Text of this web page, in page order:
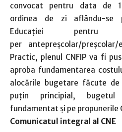
convocat pentru data de
ordinea de zi aflându-se
Educației pentru
per antepreșcolar/
Practic, plenul CNFIP va fi
aproba fundamentarea
alocările bugetare făcute de
puțin principial,
fundamentat și pe propunerile
Comunicatul integral al CNE